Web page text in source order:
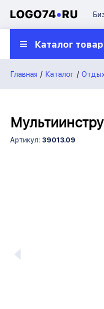
Контакты
8 922750-45-70
Каталог
Главная Каталог
Артикул: 39013.09